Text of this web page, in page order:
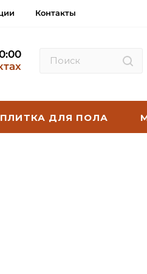
Контакты
ПЛИТКА ДЛЯ ПОЛА